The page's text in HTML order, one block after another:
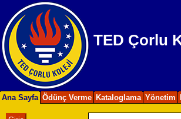
TED Çorlu
Ana Sayfa Ödünç Verme Kataloglama Yönetim